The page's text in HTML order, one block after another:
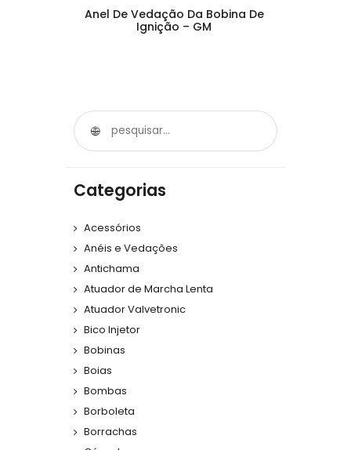
Anel De Vedação Da Bobina De
Ignição – GM
Categorias
Acessórios
Anéis e Vedações
Antichama
Atuador de Marcha Lenta
Atuador Valvetronic
Bico Injetor
Bobinas
Boias
Bombas
Borboleta
Borrachas